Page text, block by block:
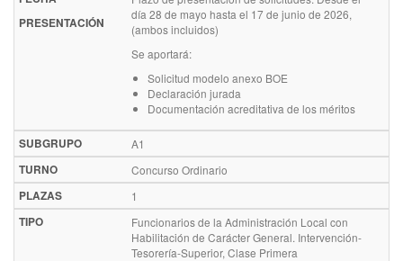
PRESENTACIÓN
día 28 de mayo hasta el 17 de junio de 2026,
(ambos incluidos)
Se aportará:
Solicitud modelo anexo BOE
Declaración jurada
Documentación acreditativa de los méritos
SUBGRUPO
A1
TURNO
Concurso Ordinario
PLAZAS
1
TIPO
Funcionarios de la Administración Local con
Habilitación de Carácter General. Intervención-
Tesorería-Superior, Clase Primera